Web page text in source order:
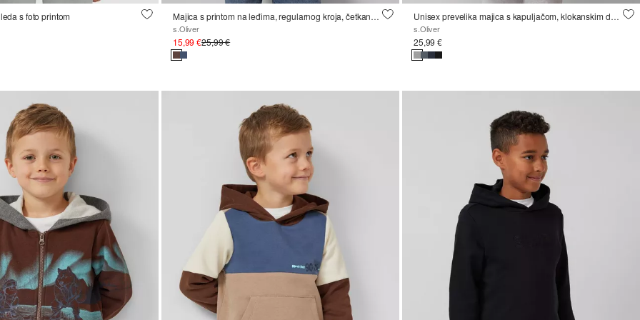
s foto printom Majica s printom na leđima, regularnog kroja, četkana iznutra
s.Oliver
15,99 €25,99 €
Unisex prevelika majica s kapuljačom, klokanskim džepovima i natpisom
s.Oliver
25,99 €